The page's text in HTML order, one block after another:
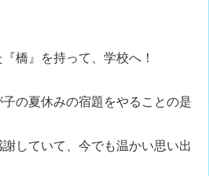
橋』を持って、学校へ！
の夏休みの宿題をやることの是
していて、今でも温かい思い出